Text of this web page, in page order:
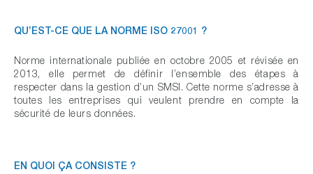
QU’EST-CE QUE LA NORME ISO 27001 ?
Norme internationale publiée en octobre 2005 et révisée en
2013, elle permet de définir l’ensemble des étapes à
respecter dans la gestion d’un SMSI. Cette norme s’adresse à
toutes les entreprises qui veulent prendre en compte la
sécurité de leurs données.
EN QUOI ÇA CONSISTE ?